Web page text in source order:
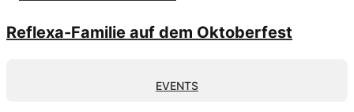
Reflexa-Familie auf dem Oktoberfest
EVENTS